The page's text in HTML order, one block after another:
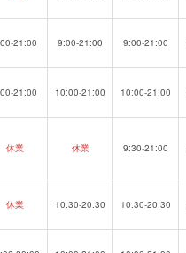
21:00 9:00-21:00 9:00-21:00
21:00 10:00-21:00 10:00-21:00
休業 休業 9:30-21:00
休業 10:30-20:30 10:30-20:30